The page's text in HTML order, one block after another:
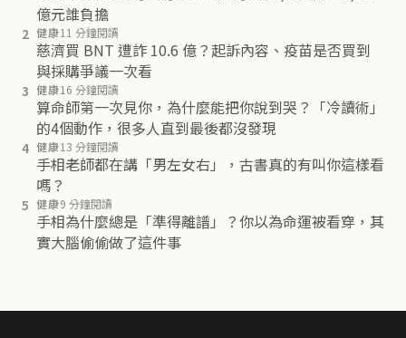
億元誰負擔
2 健康11 分鐘閱讀
慈濟買 BNT 遭詐 10.6 億？起訴內容、疫苗是否買到
與採購爭議一次看
3 健康16 分鐘閱讀
算命師第一次見你，為什麼能把你說到哭？「冷讀術」
的4個動作，很多人直到最後都沒發現
4 健康13 分鐘閱讀
手相老師都在講「男左女右」，古書真的有叫你這樣看
嗎？
5 健康9 分鐘閱讀
手相為什麼總是「準得離譜」？你以為命運被看穿，其
實大腦偷偷做了這件事